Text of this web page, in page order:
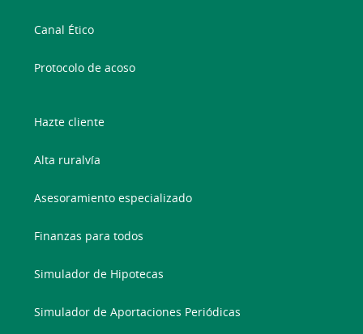
Canal Ético
Protocolo de acoso
Hazte cliente
Alta ruralvía
Asesoramiento especializado
Finanzas para todos
Simulador de Hipotecas
Simulador de Aportaciones Periódicas